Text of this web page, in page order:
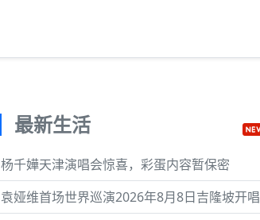
最新生活
杨千嬅天津演唱会惊喜，彩蛋内容暂保密
袁娅维首场世界巡演2026年8月8日吉隆坡开唱